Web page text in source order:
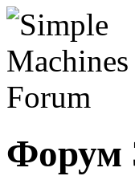
Форум